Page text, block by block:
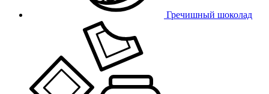
Гречишный шоколад